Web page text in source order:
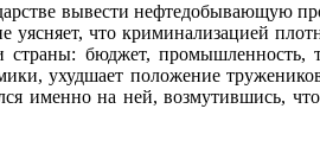
вывести нефтедобывающую
что криминализацией
страны: бюджет, промышленность,
ухудшает положение
именно на ней, возмутившись,